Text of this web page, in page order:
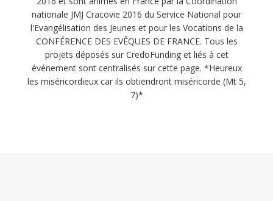
nationale JMJ Cracovie 2016 du Service National pour
l'Evangélisation des Jeunes et pour les Vocations de la
CONFÉRENCE DES EVÊQUES DE FRANCE. Tous les
projets déposés sur CredoFunding et liés à cet
événement sont centralisés sur cette page. *Heureux
les miséricordieux car ils obtiendront miséricorde (Mt 5,
7)*